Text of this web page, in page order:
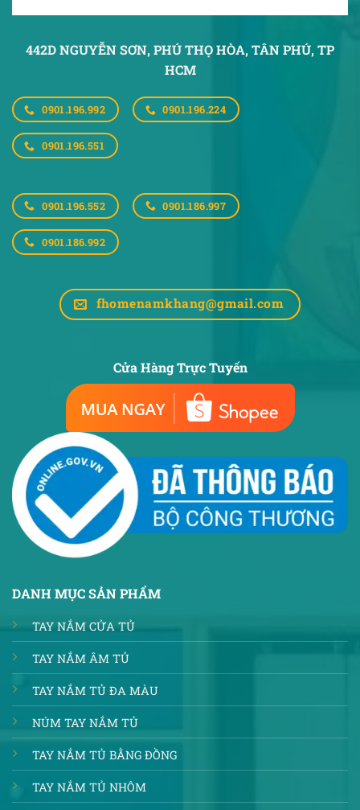
442D NGUYỄN SƠN, PHÚ THỌ HÒA,TÂN PHÚ, TP
HCM
0901.196.992 0901.196.224
0901.196.551
0901.196.552 0901.186.997
0901.186.992
fhomenamkhang@gmail.com
Cửa Hàng Trực Tuyến
DANH MỤC SẢN PHẨM
TAY NẮM CỬA TỦ
TAY NẮM ÂM TỦ
TAY NẮM TỦ ĐA MÀU
NÚM TAY NẮM TỦ
TAY NẮM TỦ BẰNG ĐỒNG
TAY NẮM TỦ NHÔM